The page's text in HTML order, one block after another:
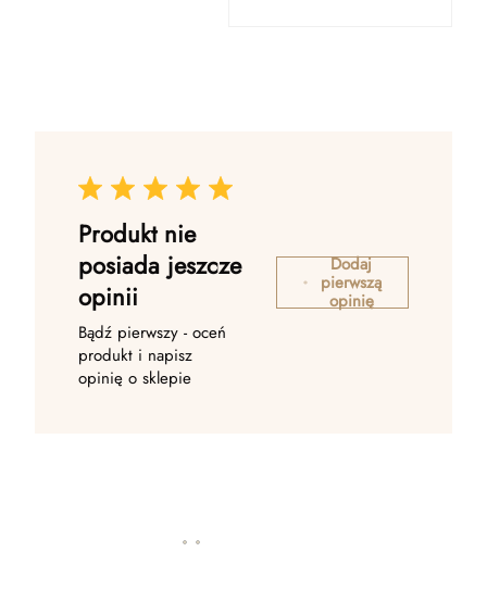
Produkt nie
posiada jeszcze
opinii
Bądź pierwszy - oceń
produkt i napisz
opinię o sklepie
Dodaj
pierwszą
opinię